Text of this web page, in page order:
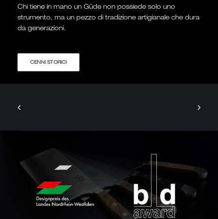
Chi tiene in mano un Güde non possiede solo uno
strumento, ma un pezzo di tradizione artigianale che dura
da generazioni.
CENNI STORICI